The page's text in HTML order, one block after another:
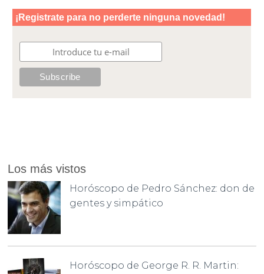
Los más vistos
Horóscopo de Pedro Sánchez: don de
gentes y simpático
Horóscopo de George R. R. Martin: